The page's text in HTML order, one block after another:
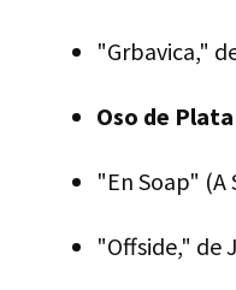
"Grbavica,"
Oso de
"En Soap" (A
"Offside," de